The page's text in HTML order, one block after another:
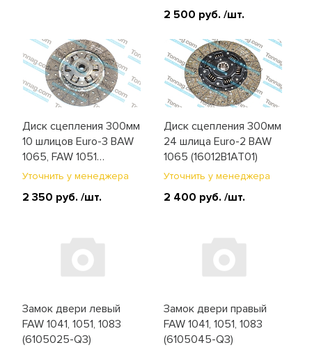
2 500 руб. /шт.
Диск сцепления 300мм
10 шлицов Euro-3 BAW
1065, FAW 1051
(1601210AY01)
Уточнить у менеджера
2 350 руб. /шт.
Диск сцепления 300мм
24 шлица Euro-2 BAW
1065 (16012B1AT01)
Уточнить у менеджера
2 400 руб. /шт.
Замок двери левый
FAW 1041, 1051, 1083
(6105025-Q3)
Замок двери правый
FAW 1041, 1051, 1083
(6105045-Q3)